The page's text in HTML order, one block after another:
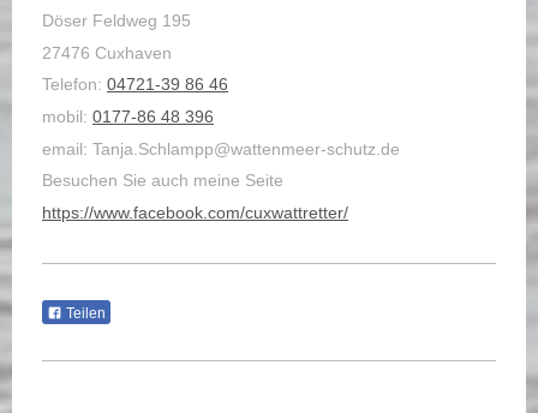
Döser Feldweg 195
27476 Cuxhaven
Telefon: 04721-39 86 46
mobil: 0177-86 48 396
email: Tanja.Schlampp@wattenmeer-schutz.de
Besuchen Sie auch meine Seite
https://www.facebook.com/cuxwattretter/
Teilen